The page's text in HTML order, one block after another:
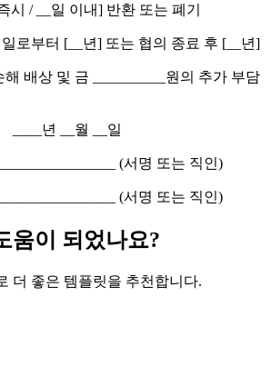
시 / __일 이내] 반환 또는 폐기
로부터 [__년] 또는 협의 종료 후 [__년]
해 배상 및 금 __________원의 추가 부담
____년 __월 __일
(서명 또는 직인)
(서명 또는 직인)
움이 되었나요?
더 좋은 템플릿을 추천합니다.